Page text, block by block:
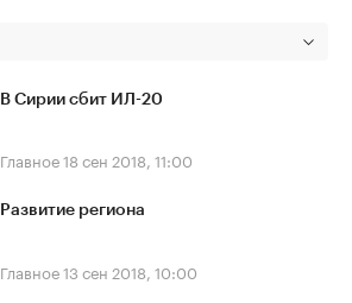
В Сирии сбит ИЛ-20
Главное18 сен 2018, 11:00
Развитие региона
Главное13 сен 2018, 10:00